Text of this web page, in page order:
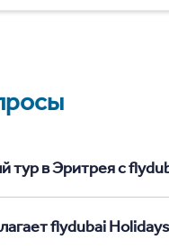
тур в Эритрея с
flydubai